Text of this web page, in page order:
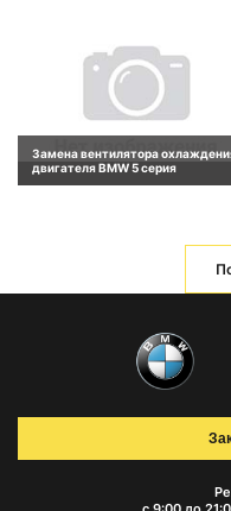
Замена вентилятора
двигателя BMW 5 серия